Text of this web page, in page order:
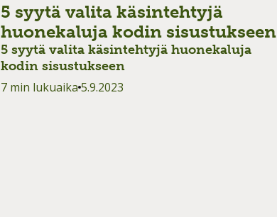
5 syytä valita käsintehtyjä
huonekaluja kodin sisustukseen
5 syytä valita käsintehtyjä huonekaluja
kodin sisustukseen
7 min lukuaika 5.9.2023